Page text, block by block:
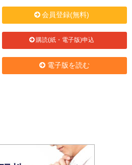
会員登録(無料)
購読(紙・電子版)申込
電子版を読む